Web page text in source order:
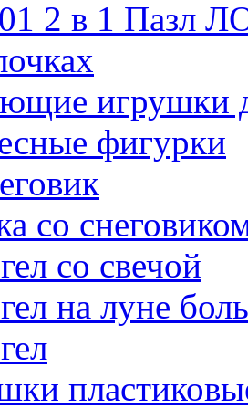
2 в 1
игрушки
фигурки
со
со свечой
на луне